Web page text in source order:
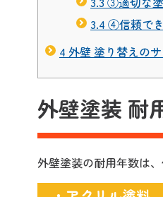
3.4 ④信頼で
4 外壁 塗り替えの
外壁塗装 耐
外壁塗装の耐用年数は